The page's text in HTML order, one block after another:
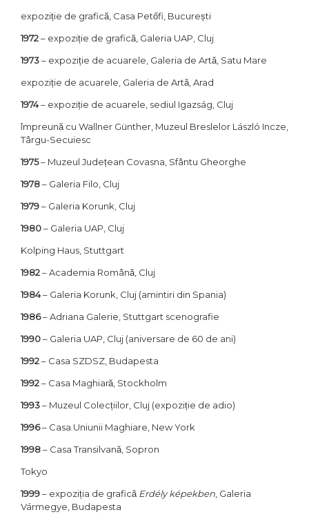
expoziție de grafică, Casa Petőfi, București
1972– expoziție de grafică, Galeria UAP, Cluj
1973– expoziție de acuarele, Galeria de Artă, Satu Mare
expoziție de acuarele, Galeria de Artă, Arad
1974– expoziție de acuarele, sediul Igazság, Cluj
împreună cu Wallner Günther, Muzeul Breslelor László Incze,
Târgu-Secuiesc
1975– Muzeul Județean Covasna, Sfântu Gheorghe
1978– Galeria Filo, Cluj
1979– Galeria Korunk, Cluj
1980– Galeria UAP, Cluj
Kolping Haus, Stuttgart
1982– Academia Română, Cluj
1984– Galeria Korunk, Cluj (amintiri din Spania)
1986– Adriana Galerie, Stuttgart scenografie
1990– Galeria UAP, Cluj (aniversare de 60 de ani)
1992– Casa SZDSZ, Budapesta
1992– Casa Maghiară, Stockholm
1993– Muzeul Colecțiilor, Cluj (expoziție de adio)
1996– Casa Uniunii Maghiare, New York
1998– Casa Transilvană, Sopron
Tokyo
1999– expoziția de grafică Erdély képekben , Galeria
Vármegye, Budapesta